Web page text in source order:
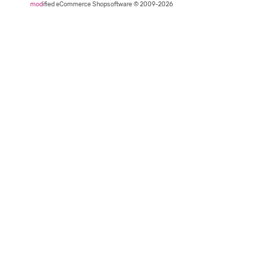
modified eCommerce Shopsoftware © 2009-2026